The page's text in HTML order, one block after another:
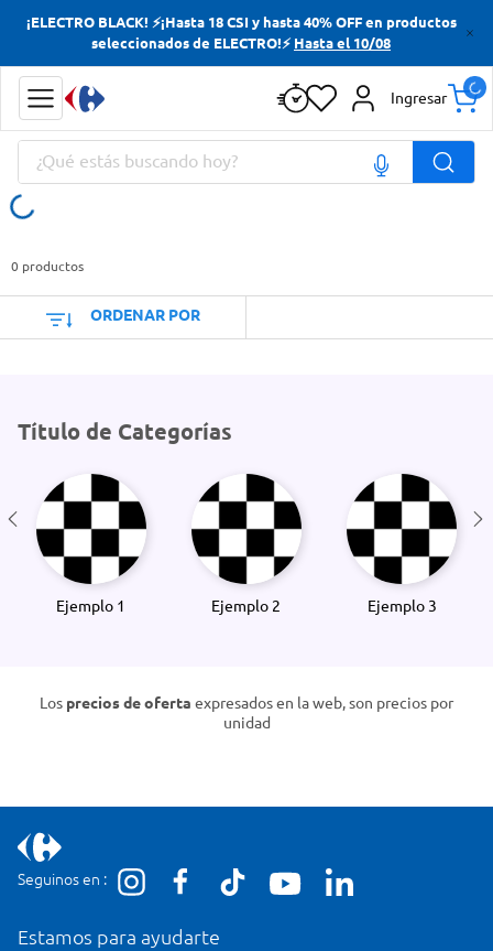
¡ELECTRO BLACK! ⚡¡Hasta 18 CSI y hasta 40% OFF en productos
seleccionados de ELECTRO!⚡ Hasta el 10/08
Ingresar
¿Qué estás buscando hoy?
0 productos
ORDENAR POR
Título de Categorías
Ejemplo 1 Ejemplo 2 Ejemplo 3
Los precios de oferta expresados en la web, son precios por
unidad
Seguinos en :
Estamos para ayudarte
Términos más buscados
Yerba
Cerveza
Doves
Términos más buscados
Yerba
Cerveza
Doves